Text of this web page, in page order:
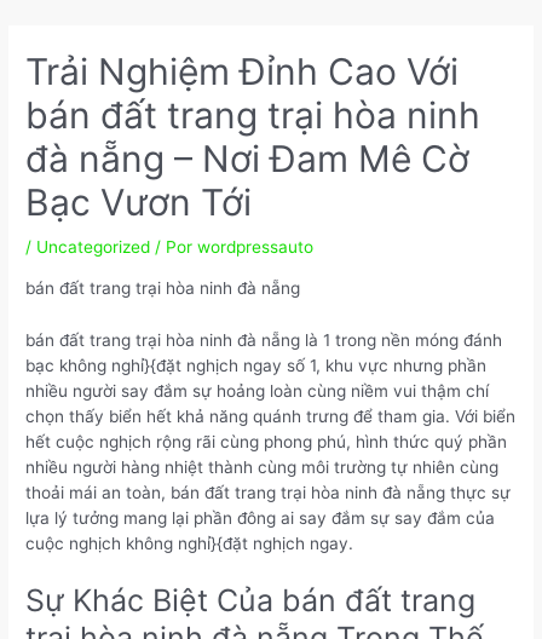
conteúdo
Trải Nghiệm Đỉnh Cao Với
bán đất trang trại hòa ninh
đà nẵng – Nơi Đam Mê Cờ
Bạc Vươn Tới
/ Uncategorized / Porwordpressauto
bán đất trang trại hòa ninh đà nẵng
bán đất trang trại hòa ninh đà nẵng là 1 trong nền móng đánh
bạc không nghỉ}{đặt nghịch ngay số 1, khu vực nhưng phần
nhiều người say đắm sự hoảng loàn cùng niềm vui thậm chí
chọn thấy biển hết khả năng quánh trưng để tham gia. Với biển
hết cuộc nghịch rộng rãi cùng phong phú, hình thức quý phần
nhiều người hàng nhiệt thành cùng môi trường tự nhiên cùng
thoải mái an toàn, bán đất trang trại hòa ninh đà nẵng thực sự
lựa lý tưởng mang lại phần đông ai say đắm sự say đắm của
cuộc nghịch không nghỉ}{đặt nghịch ngay.
Sự Khác Biệt Của bán đất trang
Post